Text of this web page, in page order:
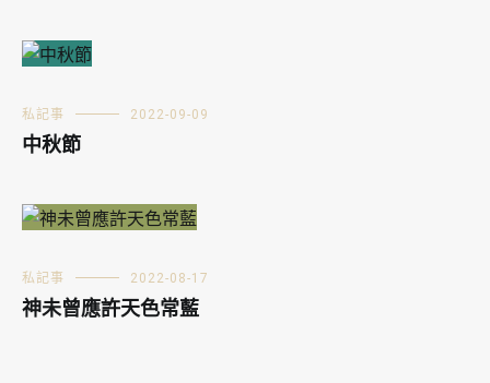
私記事 2022-09-09
中秋節
私記事 2022-08-17
神未曾應許天色常藍